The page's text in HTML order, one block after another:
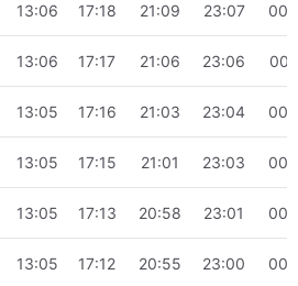
13:06 17:18 21:09 23:07
13:06 17:17 21:06 23:06
13:05 17:16 21:03 23:04
13:05 17:15 21:01 23:03
13:05 17:13 20:58 23:01
13:05 17:12 20:55 23:00